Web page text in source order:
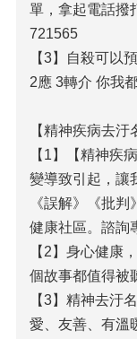
單，拿起電話撥
721565
【3】自殺可以
2應 3轉介 你我
【精神疾病去汙
【1】【精神疾
變導致引起，讓
《誤解》《批
健康社區。諮詢
【2】身心健康
個故事都值得被
【3】精神去汙
愛、友善、有溫